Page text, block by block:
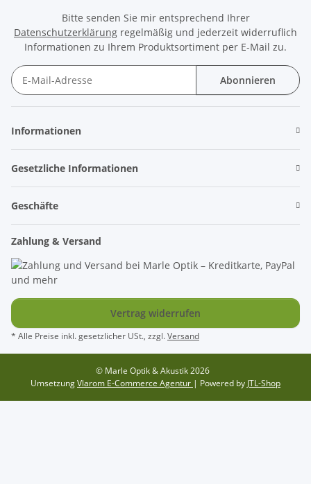
Bitte senden Sie mir entsprechend Ihrer
Datenschutzerklärung regelmäßig und jederzeit widerruflich
Informationen zu Ihrem Produktsortiment per E-Mail zu.
Abonnieren
Informationen
Gesetzliche Informationen
Geschäfte
Zahlung & Versand
Vertrag widerrufen
* Alle Preise inkl. gesetzlicher USt., zzgl.Versand
© Marle Optik & Akustik 2026
UmsetzungVlarom E-Commerce Agentur | Powered by JTL-Shop